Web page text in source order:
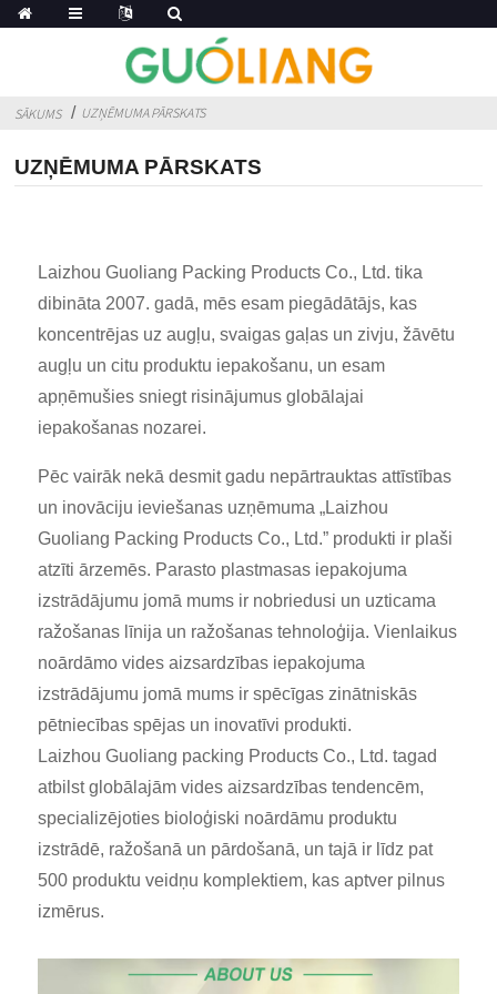
SĀKUMS UZŅĒMUMA PĀRSKATS
UZŅĒMUMA PĀRSKATS
Laizhou Guoliang Packing Products Co., Ltd. tika
dibināta 2007. gadā, mēs esam piegādātājs, kas
koncentrējas uz augļu, svaigas gaļas un zivju, žāvētu
augļu un citu produktu iepakošanu, un esam
apņēmušies sniegt risinājumus globālajai
iepakošanas nozarei.
Pēc vairāk nekā desmit gadu nepārtrauktas attīstības
un inovāciju ieviešanas uzņēmuma „Laizhou
Guoliang Packing Products Co., Ltd.” produkti ir plaši
atzīti ārzemēs. Parasto plastmasas iepakojuma
izstrādājumu jomā mums ir nobriedusi un uzticama
ražošanas līnija un ražošanas tehnoloģija. Vienlaikus
noārdāmo vides aizsardzības iepakojuma
izstrādājumu jomā mums ir spēcīgas zinātniskās
pētniecības spējas un inovatīvi produkti.
Laizhou Guoliang packing Products Co., Ltd. tagad
atbilst globālajām vides aizsardzības tendencēm,
specializējoties bioloģiski noārdāmu produktu
izstrādē, ražošanā un pārdošanā, un tajā ir līdz pat
500 produktu veidņu komplektiem, kas aptver pilnus
izmērus.